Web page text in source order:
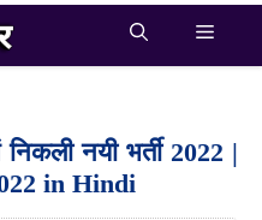
Menu
नयी भर्ती 2022 |
in Hindi